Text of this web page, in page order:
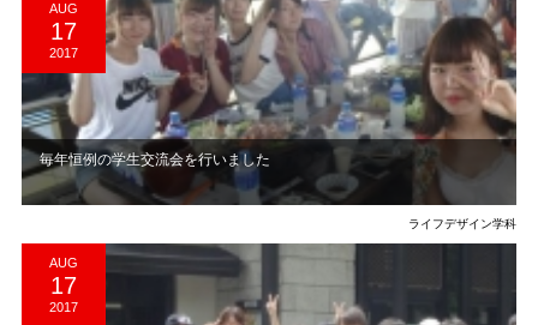
AUG
17
2017
毎年恒例の学生交流会を行いました
ライフデザイン学科
AUG
17
2017